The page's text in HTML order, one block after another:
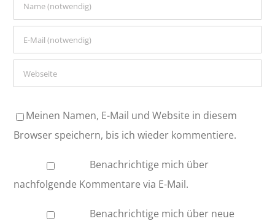
Meinen Namen, E-Mail und Website in diesem
Browser speichern, bis ich wieder kommentiere.
Benachrichtige mich über
nachfolgende Kommentare via E-Mail.
Benachrichtige mich über neue